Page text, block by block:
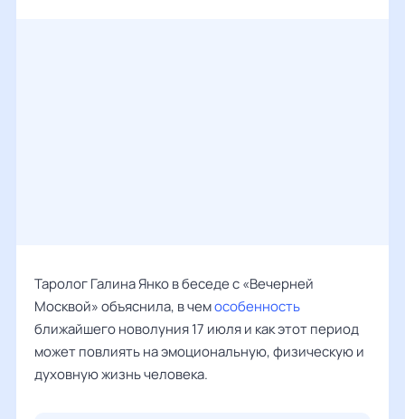
Таролог Галина Янко в беседе с «Вечерней
Москвой» объяснила, в чемособенность
ближайшего новолуния 17 июля и как этот период
может повлиять на эмоциональную, физическую и
духовную жизнь человека.